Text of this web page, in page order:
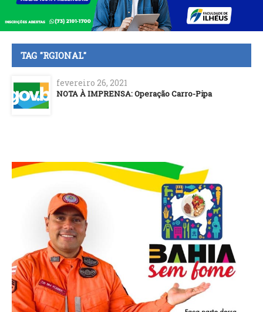
TAG "RGIONAL"
fevereiro 26, 2021
NOTA À IMPRENSA: Operação Carro-Pipa